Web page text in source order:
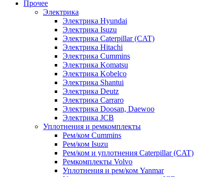
Прочее
Электрика
Электрика Hyundai
Электрика Isuzu
Электрика Caterpillar (CAT)
Электрика Hitachi
Электрика Cummins
Электрика Komatsu
Электрика Kobelco
Электрика Shantui
Электрика Deutz
Электрика Carraro
Электрика Doosan, Daewoo
Электрика JCB
Уплотнения и ремкомплекты
Рем/ком Cummins
Рем/ком Isuzu
Рем/ком и уплотнения Caterpillar (CAT)
Ремкомплекты Volvo
Уплотнения и рем/ком Yanmar